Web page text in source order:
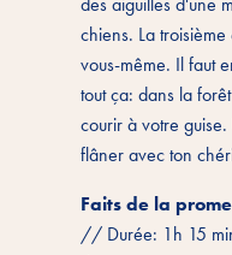
chiens. La
vous-même. Il faut
tout ça: dans la
courir à votre
flâner avec ton
Faits de la
// Durée: 1h 15